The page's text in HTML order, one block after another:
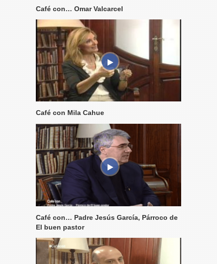
Café con… Omar Valcarcel
Café con Mila Cahue
Café con… Padre Jesús García, Párroco de
El buen pastor